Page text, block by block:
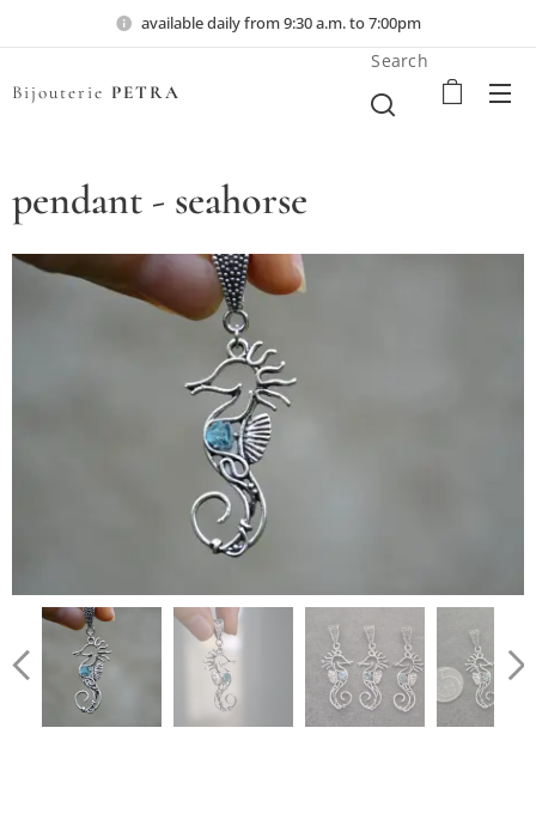
available daily from 9:30 a.m. to 7:00pm
Bijouterie PETRA
Search
pendant - seahorse